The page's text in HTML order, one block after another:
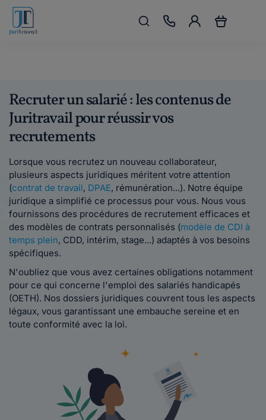
Recruter un salarié : les contenus de
Juritravail pour réussir vos
recrutements
Lorsque vous recrutez un nouveau collaborateur,
plusieurs aspects juridiques méritent votre attention
(contrat de travail, DPAE, rémunération...). Notre équipe
juridique a simplifié ce processus pour vous. Nous vous
fournissons des procédures de recrutement efficaces et
des modèles de contrats personnalisés (modèle de CDI à
temps plein, CDD, intérim, stage...) adaptés à vos besoins
spécifiques.
N'oubliez que vous avez certaines obligations notamment
pour ce qui concerne l'emploi des salariés handicapés
(OETH). Nos dossiers juridiques couvrent tous les aspects
légaux, vous garantissant une embauche sereine et en
toute conformité avec la loi.